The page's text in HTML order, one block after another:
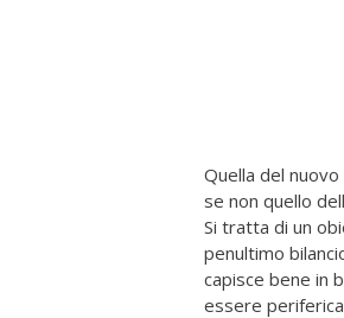
Quella del
se non quello
Si tratta di un
penultimo
capisce bene in
essere